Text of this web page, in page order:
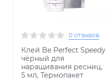
0 отзывов
Клей Be Perfect Speedy
чёрный для
наращивания ресниц,
5 мл, Термопакет